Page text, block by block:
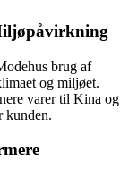
brug af
og miljøet.
varer til Kina og
kunden.